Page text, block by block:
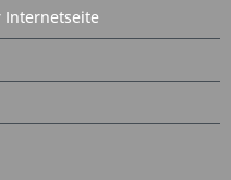
Internetseite